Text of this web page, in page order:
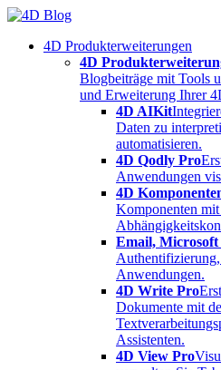
Skip
content4D Produkterweiterungen
4D
Blogbeiträge mit Tools
und Erweiterung Ihrer
4D AIKit
Daten zu
automatisieren.
4D Qodly Pro
Anwendungen
4D
Komponenten
Email, Microsoft
Anwendungen.
4D Write Pro
Dokumente mit
Assistenten.
4D View Pro